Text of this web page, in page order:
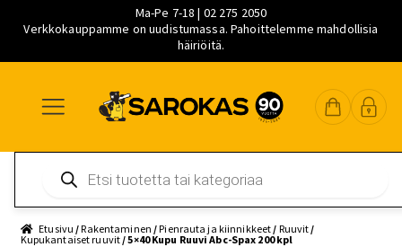
Ma-Pe 7-18 | 02 275 2050
Verkkokauppamme on uudistumassa. Pahoittelemme mahdollisia
häiriöitä.
navigointiin
sisältöön
pääsisältöön
search
Etusivu /Rakentaminen /Pienrauta ja kiinnikkeet / Ruuvit /
Kupukantaiset ruuvit / 5×40 Kupu Ruuvi Abc-Spax 200 kpl